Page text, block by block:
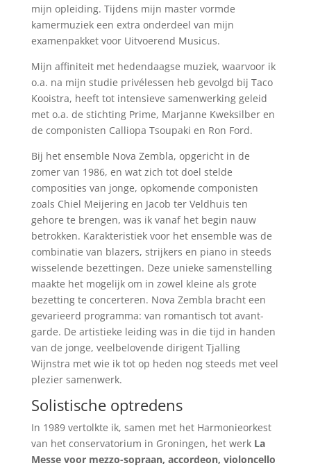
mijn opleiding. Tijdens mijn master vormde
kamermuziek een extra onderdeel van mijn
examenpakket voor Uitvoerend Musicus.
Mijn affiniteit met hedendaagse muziek, waarvoor ik
o.a. na mijn studie privélessen heb gevolgd bij Taco
Kooistra, heeft tot intensieve samenwerking geleid
met o.a. de stichting Prime, Marjanne Kweksilber en
de componisten Calliopa Tsoupaki en Ron Ford.
Bij het ensemble Nova Zembla, opgericht in de
zomer van 1986, en wat zich tot doel stelde
composities van jonge, opkomende componisten
zoals Chiel Meijering en Jacob ter Veldhuis ten
gehore te brengen, was ik vanaf het begin nauw
betrokken. Karakteristiek voor het ensemble was de
combinatie van blazers, strijkers en piano in steeds
wisselende bezettingen. Deze unieke samenstelling
maakte het mogelijk om in zowel kleine als grote
bezetting te concerteren. Nova Zembla bracht een
gevarieerd programma: van romantisch tot avant-
garde. De artistieke leiding was in die tijd in handen
van de jonge, veelbelovende dirigent Tjalling
Wijnstra met wie ik tot op heden nog steeds met veel
plezier samenwerk.
Solistische optredens
In 1989 vertolkte ik, samen met het Harmonieorkest
van het conservatorium in Groningen, het werk La
Messe voor mezzo-sopraan, accordeon, violoncello